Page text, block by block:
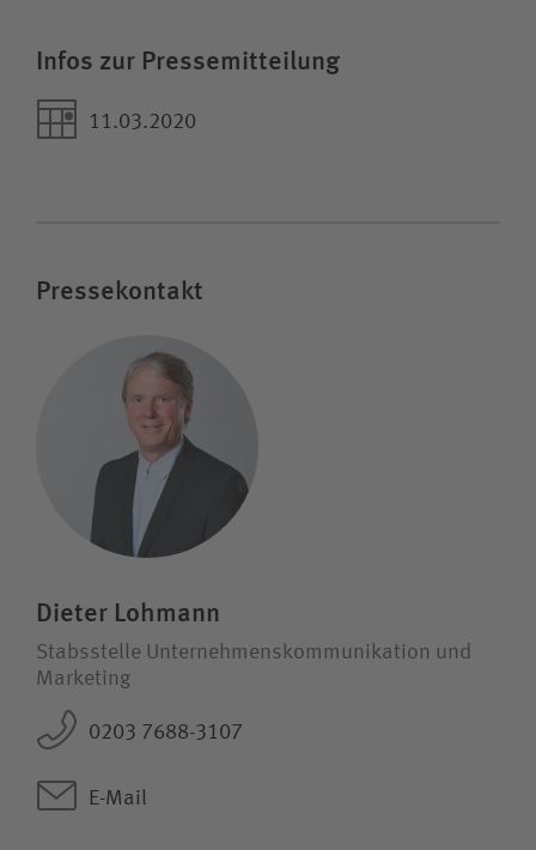
Infos zur Pressemitteilung
11.03.2020
Pressekontakt
Dieter Lohmann
Stabsstelle Unternehmens­kommunikation und
Marketing
0203 7688-3107
E-Mail